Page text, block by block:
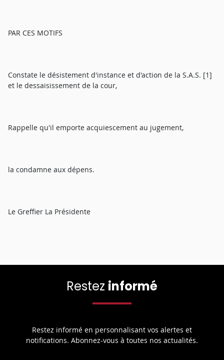
PAR CES MOTIFS
Constate le désistement d'instance et d'action de la S.A.S. [1]
et le dessaisissement de la cour,
Rappelle qu'il emporte acquiescement au jugement,
la condamne aux dépens.
Le Greffier La Présidente
Restez informé
Restez informé en personnalisant vos alertes et
notifications. Abonnez-vous à toutes nos actualités.